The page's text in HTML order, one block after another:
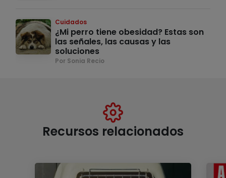
Cuidados
¿Mi perro tiene obesidad? Estas son
las señales, las causas y las
soluciones
Por Sonia Recio
Recursos relacionados